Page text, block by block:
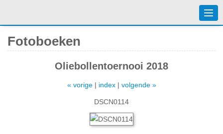
Fotoboeken
Oliebollentoernooi 2018
« vorige| index| volgende »
DSCN0114